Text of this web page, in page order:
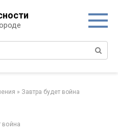
» Завтра будет война
война